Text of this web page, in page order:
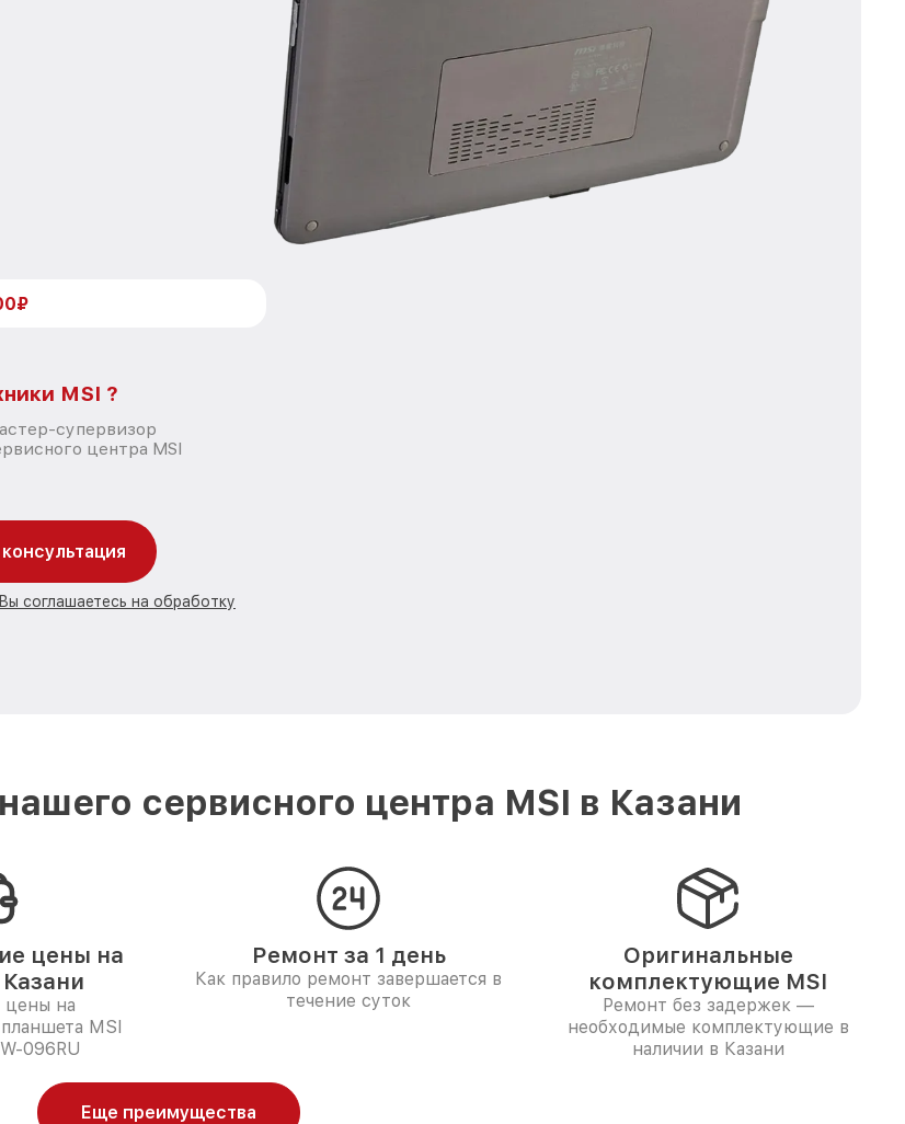
MSI ?
супервизор
центра MSI
соглашаетесь на обработку
сервисного центра MSI в Казани
цены на
цены на
MSI
096RU
Ремонт за 1 день
Как правило ремонт завершается в
течение суток
Оригинальные
комплектующие MSI
Ремонт без задержек —
необходимые комплектующие в
наличии в Казани
Еще преимущества